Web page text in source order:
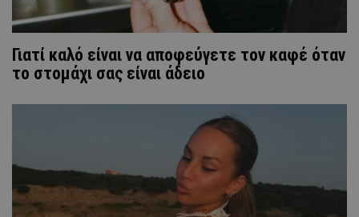
Γιατί καλό είναι να αποφεύγετε τον καφέ όταν
το στομάχι σας είναι άδειο